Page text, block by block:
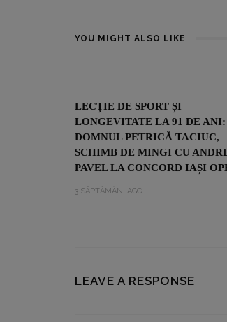
YOU MIGHT ALSO LIKE
LECȚIE DE SPORT ȘI
LONGEVITATE LA 91 DE ANI:
DOMNUL PETRICĂ TACIUC,
SCHIMB DE MINGI CU
PAVEL LA CONCORD IAȘI
3 SĂPTĂMÂNI AGO
LEAVE A RESPONSE